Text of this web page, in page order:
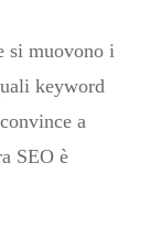
si muovono i
keyword
a
SEO è